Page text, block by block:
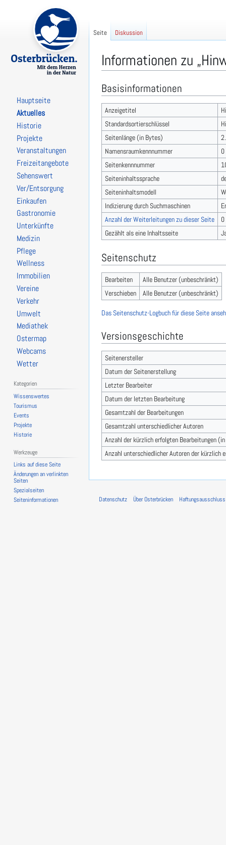
Informationen zu
Zur
Navigation
springen
Zur
Suche
springen
Basisinformationen
Anzeigetitel
Standardsortierschlüssel
Seitenlänge (in Bytes)
Namensraumkennnummer
0
Seitenkennnummer
Seiteninhaltssprache
Seiteninhaltsmodell
Indizierung durch Suchmaschinen
Anzahl der Weiterleitungen zu dieser Seite
0
Gezählt als eine Inhaltsseite
Seitenschutz
Bearbeiten
Alle Benutzer (unbeschränkt)
Verschieben
Alle Benutzer (unbeschränkt)
Das Seitenschutz-Logbuch für diese Seite
Versionsgeschichte
Seitenersteller
Datum der Seitenerstellung
Letzter Bearbeiter
Datum der letzten Bearbeitung
Gesamtzahl der Bearbeitungen
Gesamtzahl unterschiedlicher Autoren
Anzahl der kürzlich erfolgten Bearbeitungen
Anzahl unterschiedlicher Autoren der kürzlich
Seite Diskussion
Hauptseite
Aktuelles
Historie
Projekte
Veranstaltungen
Freizeitangebote
Sehenswert
Ver/Entsorgung
Einkaufen
Gastronomie
Unterkünfte
Medizin
Pflege
Wellness
Immobilien
Vereine
Verkehr
Umwelt
Mediathek
Ostermap
Webcams
Wetter
Kategorien
Wissenswertes
Tourismus
Events
Projekte
Historie
Werkzeuge
Links auf diese Seite
Änderungen an verlinkten
Seiten
Spezialseiten
Seiten­­informationen
Datenschutz Über Osterbrücken Haftungsausschluss